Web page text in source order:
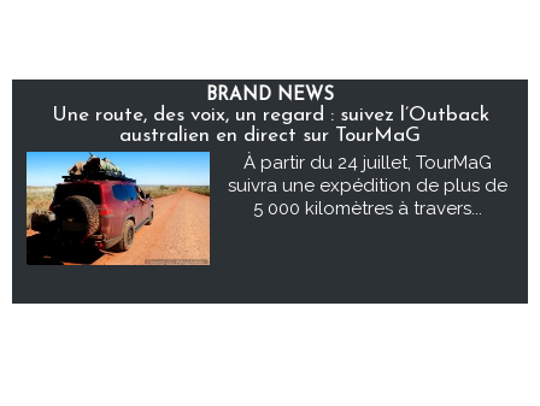
BRAND NEWS
Une route, des voix, un regard : suivez l’Outback
australien en direct sur TourMaG
À partir du 24 juillet, TourMaG
suivra une expédition de plus de
5 000 kilomètres à travers...